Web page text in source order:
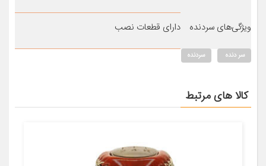
ویژگی‌های سردنده دارای قطعات نصب
سر دنده سردنده
کالا های مرتبط